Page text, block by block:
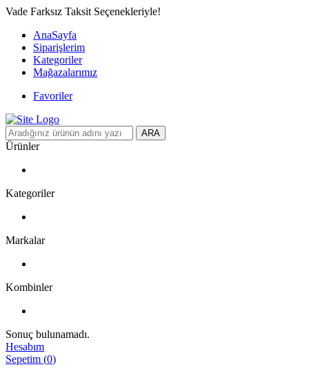
Vade Farksız Taksit Seçenekleriyle!
AnaSayfa
Siparişlerim
Kategoriler
Mağazalarımız
Favoriler
ARA
Ürünler
Kategoriler
Markalar
Kombinler
Sonuç bulunamadı.
Hesabım
Sepetim (0)